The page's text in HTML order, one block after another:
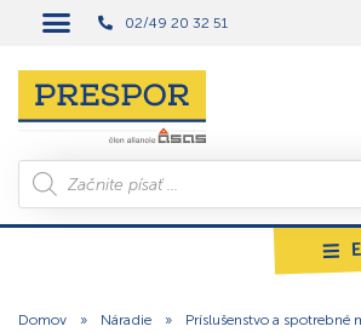
02/49 20 32 51
Domov » Náradie » Príslušenstvo a spotrebné